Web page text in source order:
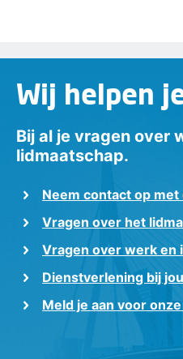
Wij helpen
Bij al je vragen over
lidmaatschap.
Neem contact op met
Vragen over het
Vragen over werk en
Dienstverlening bij
Meld je aan voor